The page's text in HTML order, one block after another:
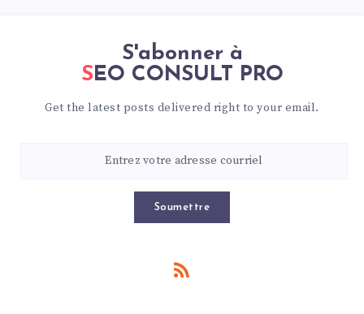
S'abonner à
SEO CONSULT PRO
Get the latest posts delivered right to your email.
Soumettre